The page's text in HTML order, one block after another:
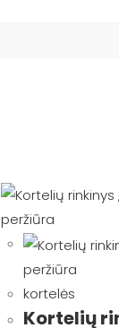
peržiūra
peržiūra
kortelės
Kortelių